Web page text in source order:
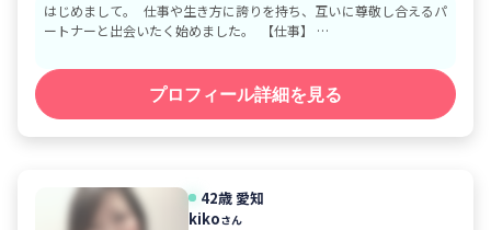
はじめまして。 仕事や生き方に誇りを持ち、互いに尊敬し合えるパ
ートナーと出会いたく始めました。 【仕事】 …
プロフィール詳細を見る
42歳 愛知
kikoさん